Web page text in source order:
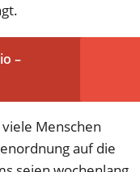
–
Menschen
auf die